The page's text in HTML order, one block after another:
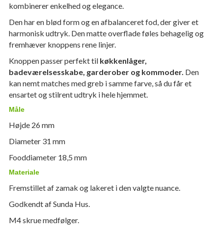
kombinerer enkelhed og elegance.
Den har en blød form og en afbalanceret fod, der giver et
harmonisk udtryk. Den matte overflade føles behagelig og
fremhæver knoppens rene linjer.
Knoppen passer perfekt til køkkenlåger,
badeværelsesskabe, garderober og kommoder. Den
kan nemt matches med greb i samme farve, så du får et
ensartet og stilrent udtryk i hele hjemmet.
Måle
Højde 26 mm
Diameter 31 mm
Fooddiameter 18,5 mm
Materiale
Fremstillet af zamak og lakeret i den valgte nuance.
Godkendt af Sunda Hus.
M4 skrue medfølger.